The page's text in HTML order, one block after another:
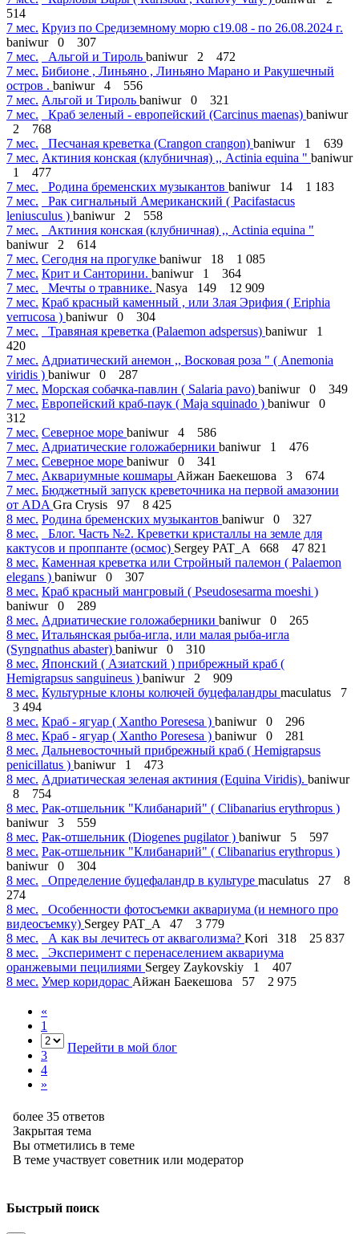
514
7 мес. Круиз по Средиземному морю с19.08 - по 26.08.2024 г.
baniwur
0
307
7 мес.
Альгой и Тироль baniwur 2
472
7 мес. Бибионе , Линьяно , Линьяно Марано и Ракушечный
остров . baniwur 4
556
7 мес. Альгой и Тироль baniwur 0
321
7 мес.
Краб зеленый - европейский (Carcinus maenas) baniwur
2
768
7 мес.
Песчаная креветка (Crangon crangon) baniwur 1
639
7 мес. Актиния конская (клубничная) ,, Actinia equina " baniwur
1
477
7 мес.
Родина бременских музыкантов baniwur 14
1 183
7 мес.
Рак сигнальный Амери­канский ( Расifastac­us
leniusculus ) baniwur 2
558
7 мес.
Актиния конская (клубничная) ,, Actinia equina "
baniwur
2
614
7 мес. Сегодня на прогулке baniwur 18
1 085
7 мес. Крит и Санторини. baniwur 1
364
7 мес.
Мечты о травнике. Nasya 149
12 909
7 мес. Краб красный каменный , или Злая Эрифия ( Еriphia
verrucosa ) baniwur 0
304
7 мес.
Травяная креветка (Palaemon adspersus) baniwur
1
420
7 мес. Адриатический анемон ,, Восковая роза " ( Anemonia
viridis ) baniwur 0
287
7 мес. Морская собачка-павлин ( Salaria pavo) baniwur 0
349
7 мес. Европейский краб-паук ( Maja squinado ) baniwur
0
312
7 мес. Северное море baniwur 4
586
7 мес. Адриатические голожа­берники baniwur 1
476
7 мес. Северное море baniwur 0
341
7 мес. Аквариумные кошмары Айжан Баекешова 3
674
7 мес. Бюджетный запуск креветочника на первой амазонии
от ADA Gra Crysis 97
8 425
8 мес. Родина бременских музыкантов baniwur 0
327
8 мес.
Блог. Часть №2. Креветки кристаллы на земле для
кактусов и проппанте (осмос) Sergey PAT_A 668
47 821
8 мес. Каменная креветка или Стройный палемон ( Palaemon
elegans ) baniwur 0
307
8 мес. Краб красный мангровый ( Pseudosesarma moeshi )
baniwur
0
289
8 мес. Адриатические голожа­берники baniwur 0
265
8 мес. Итальянская рыба-игла, или малая рыба-игла
(Syngnathus abaster) baniwur 0
310
8 мес. Японский ( Азиатский ) прибрежный краб (
Hemigrapsus sanguineus ) baniwur 2
909
8 мес. Культурные клоны колючей буцефаландры maculatus
7
3 494
8 мес. Краб - ягуар ( Xantho Poresesa ) baniwur 0
296
8 мес. Краб - ягуар ( Xantho Poresesa ) baniwur 0
281
8 мес. Дальневосточный прибрежный краб ( Hemigrapsus
penicillatus ) baniwur 1
473
8 мес. Адриатическая зеленая актиния (Equina Viridis). baniwur
8
754
8 мес. Рак-отшельник "Клибанарий" ( Clibanarius erythropus )
baniwur
3
559
8 мес. Рак-отшельник (Diogenes pugilator ) baniwur 5
597
8 мес. Рак-отшельник "Клибанарий" ( Clibanarius erythropus )
baniwur
0
304
8 мес.
Определение буцефаландр в культуре maculatus 27
8
274
8 мес.
Особенности фотосъемки аквариума (и немного про
видеосъемку) Sergey PAT_A 47
3 779
8 мес.
А как вы лечитесь от акваголизма? Kori 318
25 837
8 мес.
Эксперимент с перенаселением аквариума
оранжевыми пецилиями Sergey Zaykovskiy 1
407
8 мес. Умер коридорас Айжан Баекешова 57 2 975
«
1
3
4
»
Перейти в мой блог
более 35 ответов
Закрытая тема
Вы отметились в теме
В теме участвует советник или модератор
Быстрый поиск